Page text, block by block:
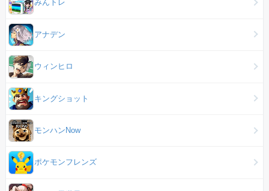
みんトレ
アナデン
ウィンヒロ
キングショット
モンハンNow
ポケモンフレンズ